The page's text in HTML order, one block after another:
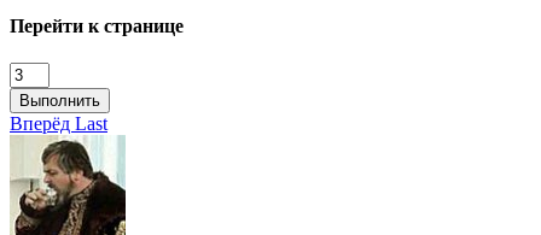
Перейти к странице
Выполнить
Вперёд Last